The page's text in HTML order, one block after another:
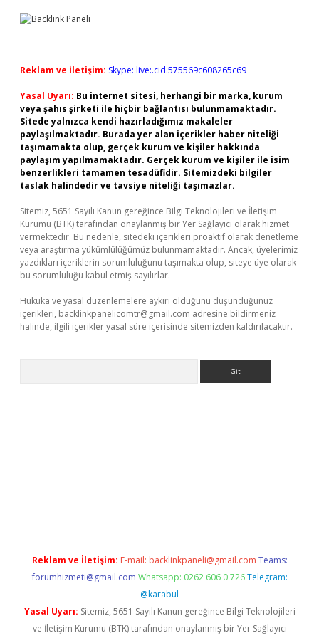
Reklam ve İletişim: Skype: live:.cid.575569c608265c69
Yasal Uyarı: Bu internet sitesi, herhangi bir marka, kurum
veya şahıs şirketi ile hiçbir bağlantısı bulunmamaktadır.
Sitede yalnızca kendi hazırladığımız makaleler
paylaşılmaktadır. Burada yer alan içerikler haber niteliği
taşımamakta olup, gerçek kurum ve kişiler hakkında
paylaşım yapılmamaktadır. Gerçek kurum ve kişiler ile isim
benzerlikleri tamamen tesadüfidir. Sitemizdeki bilgiler
taslak halindedir ve tavsiye niteliği taşımazlar.
Sitemiz, 5651 Sayılı Kanun gereğince Bilgi Teknolojileri ve İletişim
Kurumu (BTK) tarafından onaylanmış bir Yer Sağlayıcı olarak hizmet
vermektedir. Bu nedenle, sitedeki içerikleri proaktif olarak denetleme
veya araştırma yükümlülüğümüz bulunmamaktadır. Ancak, üyelerimiz
yazdıkları içeriklerin sorumluluğunu taşımakta olup, siteye üye olarak
bu sorumluluğu kabul etmiş sayılırlar.
Hukuka ve yasal düzenlemelere aykırı olduğunu düşündüğünüz
içerikleri, backlinkpanelicomtr@gmail.com adresine bildirmeniz
halinde, ilgili içerikler yasal süre içerisinde sitemizden kaldırılacaktır.
Reklam ve İletişim: E-mail: backlinkpaneli@gmail.com Teams:
forumhizmeti@gmail.com Whatsapp: 0262 606 0 726 Telegram:
@karabul
Yasal Uyarı: Sitemiz, 5651 Sayılı Kanun gereğince Bilgi Teknolojileri
ve İletişim Kurumu (BTK) tarafından onaylanmış bir Yer Sağlayıcı